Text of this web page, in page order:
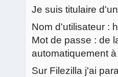
Je suis titulaire
Nom d'utilisateur :
Mot de passe : de
automatiquement
Sur Filezilla j'ai